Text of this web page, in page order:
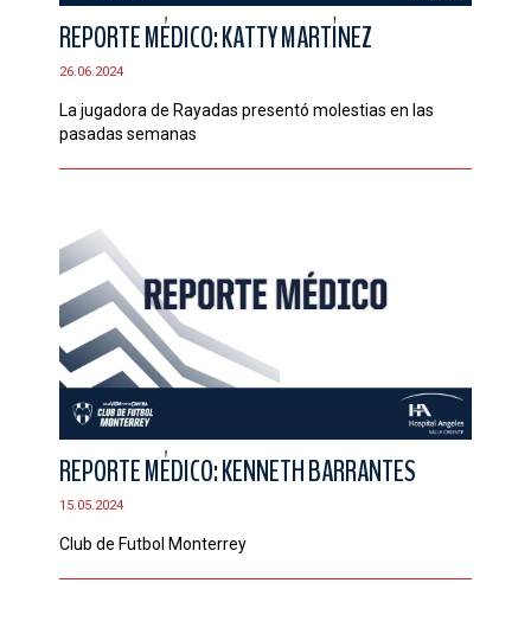
REPORTE MÉDICO: KATTY MARTÍNEZ
26.06.2024
La jugadora de Rayadas presentó molestias en las
pasadas semanas
REPORTE MÉDICO: KENNETH BARRANTES
15.05.2024
Club de Futbol Monterrey